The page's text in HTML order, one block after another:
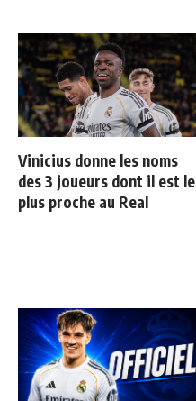
Vinicius donne les noms
des 3 joueurs dont il est le
plus proche au Real